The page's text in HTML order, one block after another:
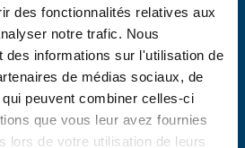
des fonctionnalités relatives aux
notre trafic. Nous
des informations sur l'utilisation de
de médias sociaux, de
peuvent combiner celles-ci
que vous leur avez fournies
lors de votre utilisation de leurs
Adresse
de Paris
Albert de Mun
75016 Paris